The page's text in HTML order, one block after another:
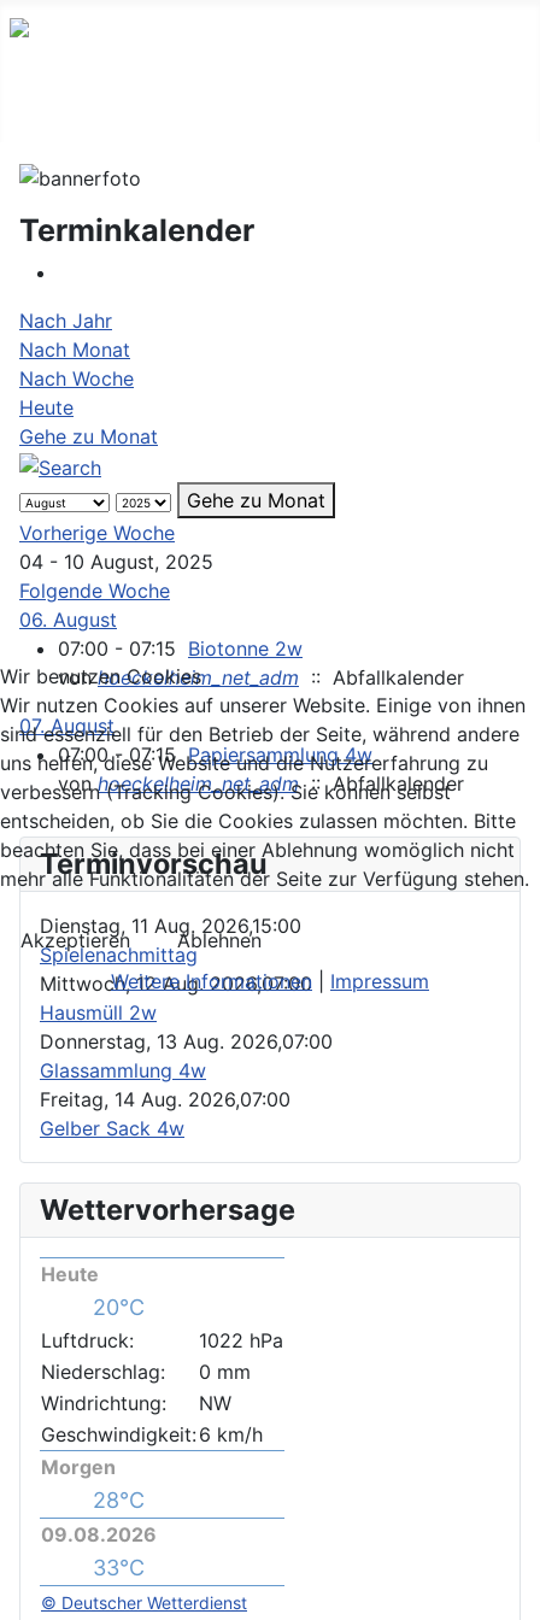
Terminkalender
Nach Jahr
Nach Monat
Nach Woche
Heute
Gehe zu Monat
Gehe zu Monat
Vorherige Woche
04 - 10 August, 2025
Folgende Woche
06. August
07:00 - 07:15 Biotonne 2w
von hoeckelheim_net_adm :: Abfallkalender
07. August
07:00 - 07:15Papiersammlung 4w
von hoeckelheim_net_adm:: Abfallkalender
Terminvorschau
Dienstag, 11 Aug. 2026,15:00
Spielenachmittag
Mittwoch, 12 Aug. 2026,07:00
Hausmüll 2w
Donnerstag, 13 Aug. 2026,07:00
Glassammlung 4w
Freitag, 14 Aug. 2026,07:00
Gelber Sack 4w
Wettervorhersage
Heute
20°C
Luftdruck:
1022 hPa
Niederschlag:
0 mm
Windrichtung:
NW
Geschwindigkeit:6 km/h
Morgen
28°C
09.08.2026
33°C
© Deutscher Wetterdienst
Wir benutzen Cookies
Wir nutzen Cookies auf unserer Website. Einige von ihnen
sind essenziell für den Betrieb der Seite, während andere
uns helfen, diese Website und die Nutzererfahrung zu
verbessern (Tracking Cookies). Sie können selbst
entscheiden, ob Sie die Cookies zulassen möchten. Bitte
beachten Sie, dass bei einer Ablehnung womöglich nicht
mehr alle Funktionalitäten der Seite zur Verfügung stehen.
Akzeptieren
Ablehnen
Weitere Informationen
Impressum